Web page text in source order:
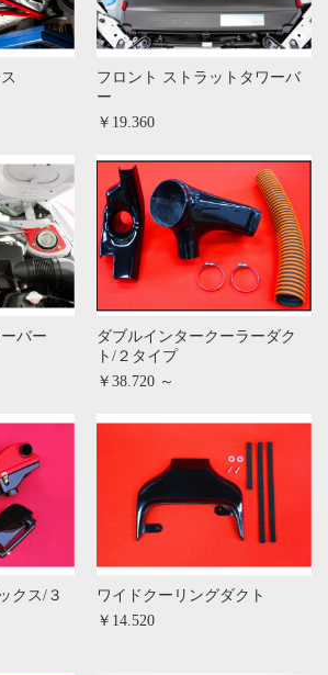
フロント ストラットタワーバ
ー
￥19.360
バー
ダブルインタークーラーダク
ト/２タイプ
￥38.720 ～
クス/３
ワイドクーリングダクト
￥14.520